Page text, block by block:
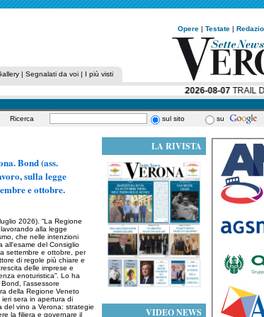
Opere | Testate |
| Segnalati da voi | I più visti
2026-08-07TRAIL
Ricerca sul sito su
Bond (ass.
sulla legge
e ottobre.
2026). “La Regione
alla legge
che nelle intenzioni
all'esame del Consiglio
settembre e ottobre, per
di regole più chiare e
delle imprese e
enoturistica”. Lo ha
l’assessore
della Regione Veneto
sera in apertura di
del vino a Verona: strategie
la filiera e governare il
LA RIVISTA
VIDEO NEWS